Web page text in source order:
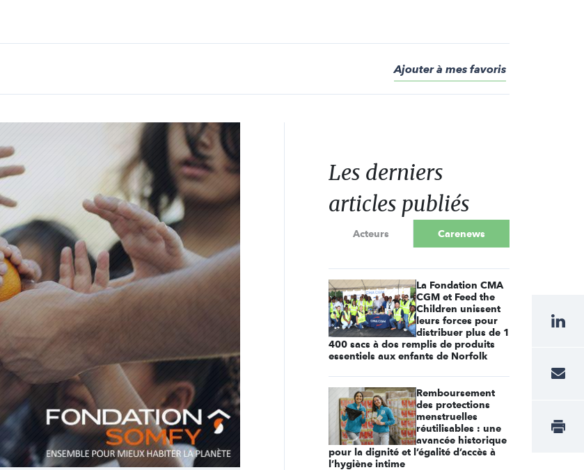
Ajouter à mes favoris
Les derniers
articles publiés
Acteurs Carenews
La Fondation CMA
CGM et Feed the
Children unissent
leurs forces pour
distribuer plus de 1
400 sacs à dos remplis de produits
essentiels aux enfants de Norfolk
Remboursement
des protections
menstruelles
réutilisables : une
avancée historique
pour la dignité et l’égalité d’accès à
l’hygiène intime